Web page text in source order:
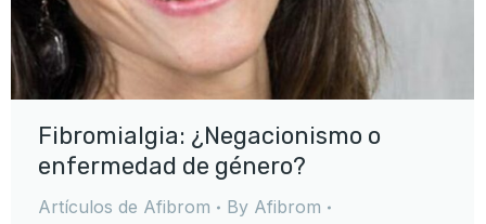
Fibromialgia: ¿Negacionismo o
enfermedad de género?
Artículos de Afibrom By Afibrom